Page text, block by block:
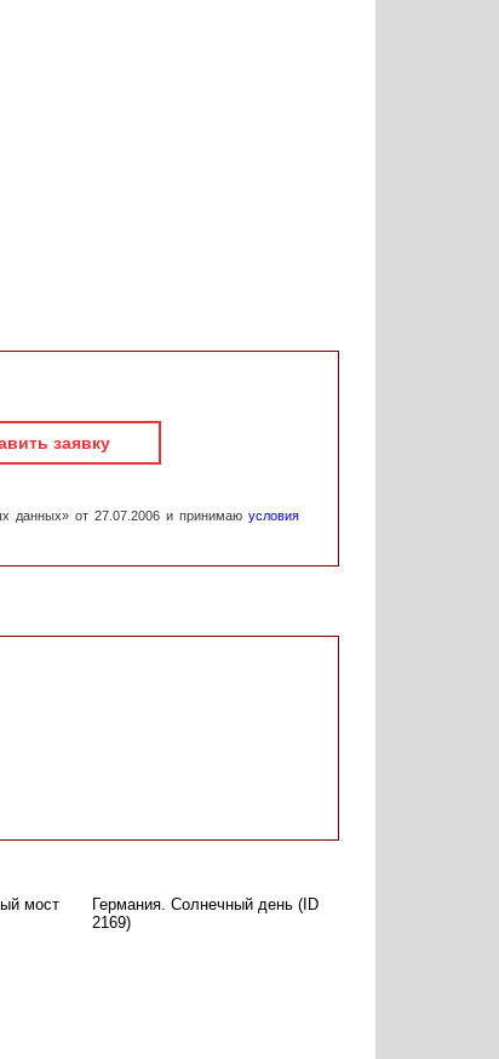
заявку
данных» от 27.07.2006 и принимаю условия
мост
Германия. Солнечный день (ID
2169)